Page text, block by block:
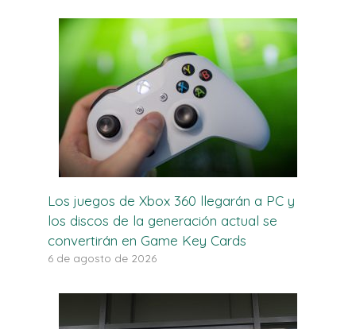
Los juegos de Xbox 360 llegarán a PC y
los discos de la generación actual se
convertirán en Game Key Cards
6 de agosto de 2026